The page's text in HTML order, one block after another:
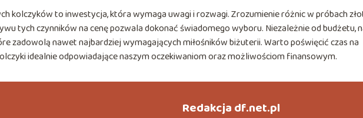
kolczyków to inwestycja, która wymaga uwagi i rozwagi. Zrozumienie różnic w próbach
tych czynników na cenę pozwala dokonać świadomego wyboru. Niezależnie od budżetu,
zadowolą nawet najbardziej wymagających miłośników biżuterii. Warto poświęcić czas na
idealnie odpowiadające naszym oczekiwaniom oraz możliwościom finansowym.
Redakcja df.net.pl